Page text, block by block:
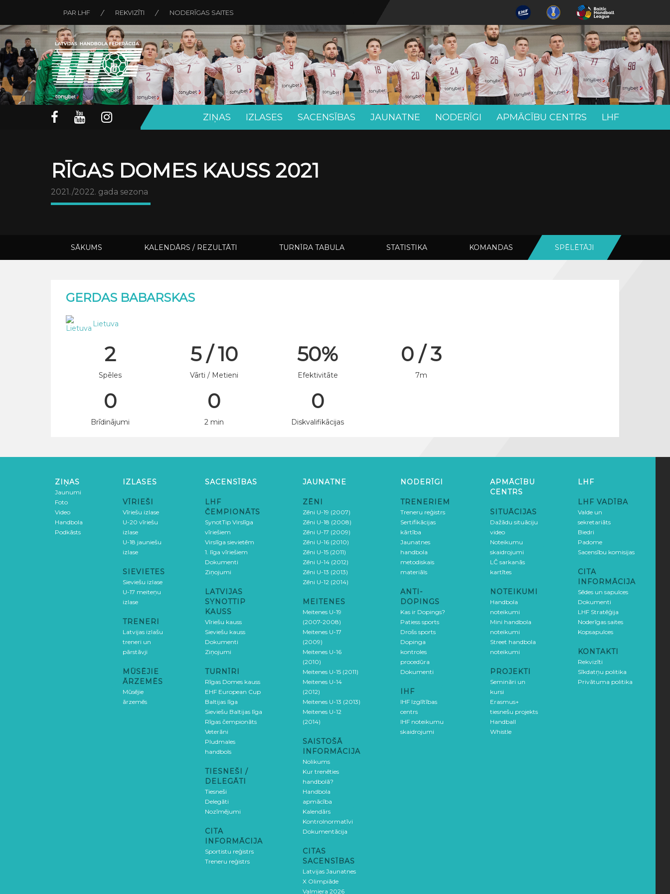
PAR LHF REKVIZĪTI NODERĪGAS SAITES
ZIŅAS IZLASES SACENSĪBAS JAUNATNE NODERĪGI APMĀCĪBU CENTRS LHF
RĪGAS DOMES KAUSS 2021
2021./2022. gada sezona
SĀKUMS KALENDĀRS / REZULTĀTI TURNĪRA TABULA STATISTIKA KOMANDAS SPĒLĒTĀJI
GERDAS BABARSKAS
Lietuva
2
Spēles
5 / 10
Vārti / Metieni
50%
Efektivitāte
0 / 3
7m
0
Brīdinājumi
0
2 min
0
Diskvalifikācijas
ZIŅAS
Jaunumi
Foto
Video
Handbola
Podkāsts
IZLASES
VĪRIEŠI
Vīriešu izlase
U-20 vīriešu
izlase
U-18 jauniešu
izlase
SIEVIETES
Sieviešu izlase
U-17 meiteņu
izlase
TRENERI
Latvijas izlašu
treneri un
pārstāvji
MŪSĒJIE
ĀRZEMĒS
Mūsējie
ārzemēs
SACENSĪBAS
LHF
ČEMPIONĀTS
SynotTip Virslīga
vīriešiem
Virslīga sievietēm
1. līga vīriešiem
Dokumenti
Ziņojumi
LATVIJAS
SYNOTTIP
KAUSS
Vīriešu kauss
Sieviešu kauss
Dokumenti
Ziņojumi
TURNĪRI
Rīgas Domes kauss
EHF European Cup
Baltijas līga
Sieviešu Baltijas līga
Rīgas čempionāts
Veterāni
Pludmales
handbols
TIESNEŠI /
DELEGĀTI
Tiesneši
Delegāti
Nozīmējumi
CITA
INFORMĀCIJA
Sportistu reģistrs
Treneru reģistrs
JAUNATNE
ZĒNI
Zēni U-19 (2007)
Zēni U-18 (2008)
Zēni U-17 (2009)
Zēni U-16 (2010)
Zēni U-15 (2011)
Zēni U-14 (2012)
Zēni U-13 (2013)
Zēni U-12 (2014)
MEITENES
Meitenes U-19
(2007-2008)
Meitenes U-17
(2009)
Meitenes U-16
(2010)
Meitenes U-15 (2011)
Meitenes U-14
(2012)
Meitenes U-13 (2013)
Meitenes U-12
(2014)
SAISTOŠĀ
INFORMĀCIJA
Nolikums
Kur trenēties
handbolā?
Handbola
apmācība
Kalendārs
Kontrolnormatīvi
Dokumentācija
CITAS
SACENSĪBAS
Latvijas Jaunatnes
X Olimpiāde
Valmiera 2026
NODERĪGI
TRENERIEM
Treneru reģistrs
Sertifikācijas
kārtība
Jaunatnes
handbola
metodiskais
materiāls
ANTI-
DOPINGS
Kas ir Dopings?
Patiess sports
Drošs sports
Dopinga
kontroles
procedūra
Dokumenti
IHF
IHF Izglītības
centrs
IHF noteikumu
skaidrojumi
APMĀCĪBU
CENTRS
SITUĀCIJAS
Dažādu situāciju
video
Noteikumu
skaidrojumi
LČ sarkanās
kartītes
NOTEIKUMI
Handbola
noteikumi
Mini handbola
noteikumi
Street handbola
noteikumi
PROJEKTI
Semināri un
kursi
Erasmus+
tiesnešu projekts
Handball
Whistle
LHF
LHF VADĪBA
Valde un
sekretariāts
Biedri
Padome
Sacensību komisijas
CITA
INFORMĀCIJA
Sēdes un sapulces
Dokumenti
LHF Stratēģija
Noderīgas saites
Kopsapulces
KONTAKTI
Rekvizīti
Sīkdatņu politika
Privātuma politika